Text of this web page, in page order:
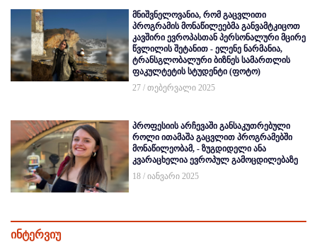
მნიშვნელოვანია, რომ გაცვლითი
პროგრამის მონაწილეებმა განვამტკიცოთ
კავშირი ევროპასთან პერსონალური მცირე
წვლილის შეტანით - ელენე ნარმანია,
ტრანსგლობალური ბიზნეს სამართლის
ფაკულტეტის სტუდენტი (ფოტო)
27 / თებერვალი 2025
პროფესიის არჩევაში განსაკუთრებული
როლი ითამაშა გაცვლით პროგრამებში
მონაწილეობამ, - ზუგდიდელი ანა
კვარაცხელია ევროპულ გამოცდილებაზე
18 / იანვარი 2025
ინტერვიუ